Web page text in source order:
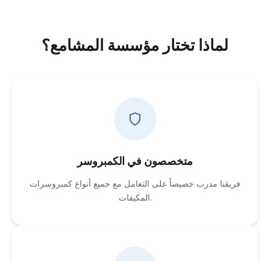
لماذا تختار مؤسسة المشامع؟
متخصصون في الكمبروسر
فريقنا مدرب خصيصاً على التعامل مع جميع أنواع كمبروسرات
المكيفات.